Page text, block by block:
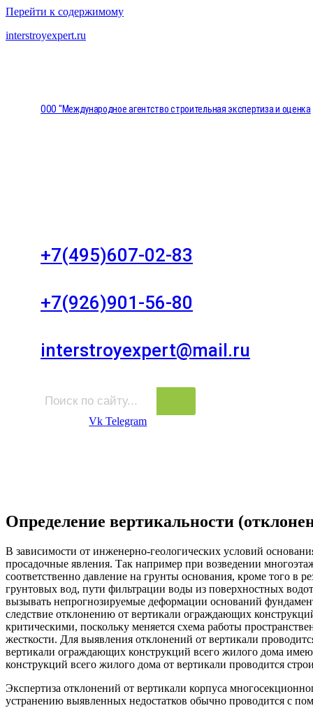
Перейти к содержимому
interstroyexpert.ru
ООО "Международное агентство строительная экспертиза и оценка
+7(495)607-02-83
+7(926)901-56-80
interstroyexpert@mail.ru
Vk Telegram
Определение вертикальности
В зависимости от инженерно-геологических условий
просадочные явления. Так например при возведении
соответственно давление на грунты основания, кроме того в
грунтовых вод, пути фильтрации воды из поверхностных
вызывать непрогнозируемые деформации оснований
следствие отклонению от вертикали ограждающих
критическими, поскольку меняется схема работы
жесткости. Для выявления отклонений от вертикали
вертикали ограждающих конструкций всего жилого дома
конструкций всего жилого дома от вертикали проводится
Экспертиза отклонений от вертикали корпуса
устранению выявленных недостатков обычно проводится с